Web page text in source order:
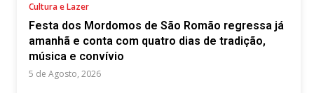
Cultura e Lazer
Festa dos Mordomos de São Romão regressa já
amanhã e conta com quatro dias de tradição,
música e convívio
5 de Agosto, 2026